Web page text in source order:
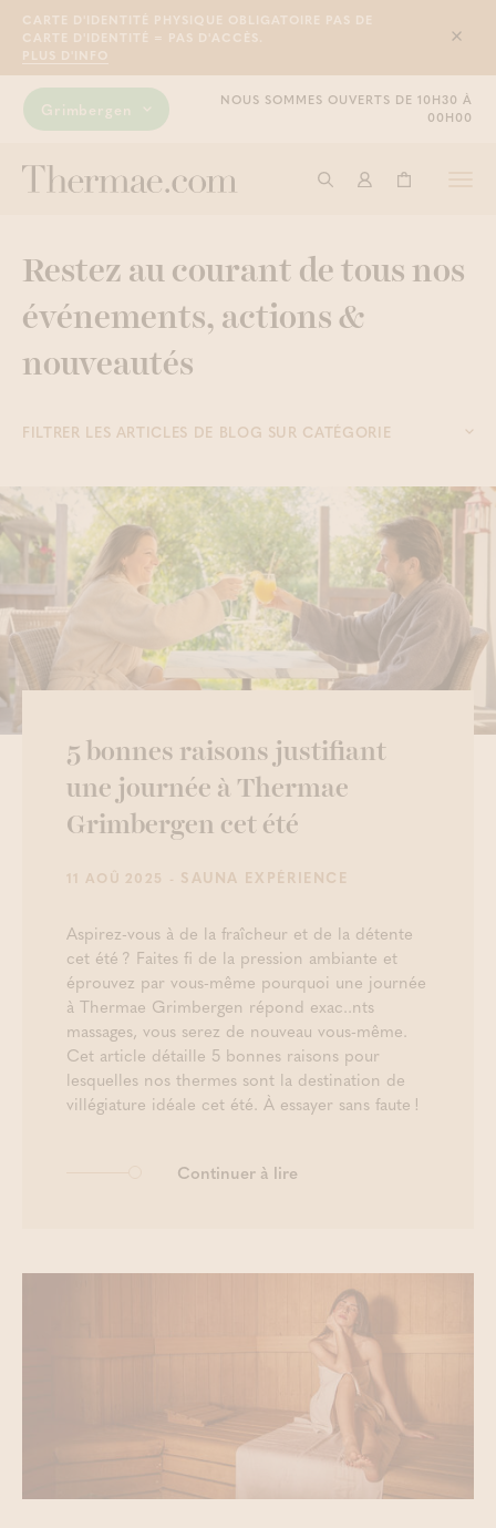
CARTE D'IDENTITÉ PHYSIQUE OBLIGATOIRE PAS DE
CARTE D'IDENTITÉ = PAS D'ACCÈS.
PLUS D'INFO
Sluit
Grimbergen
NOUS SOMMES OUVERTS DE 10H30 À
00H00
Commencer à
Connexion
Panier
Restez au courant de tous nos
événements, actions &
nouveautés
FILTRER LES ARTICLES DE BLOG SUR CATÉGORIE
5 bonnes raisons justifiant
une journée à Thermae
Grimbergen cet été
11 AOÛ 2025 - SAUNA EXPÉRIENCE
Aspirez-vous à de la fraîcheur et de la détente
cet été ? Faites fi de la pression ambiante et
éprouvez par vous-même pourquoi une journée
à Thermae Grimbergen répond exac..nts
massages, vous serez de nouveau vous-même.
Cet article détaille 5 bonnes raisons pour
lesquelles nos thermes sont la destination de
villégiature idéale cet été. À essayer sans faute !
Continuer à lire